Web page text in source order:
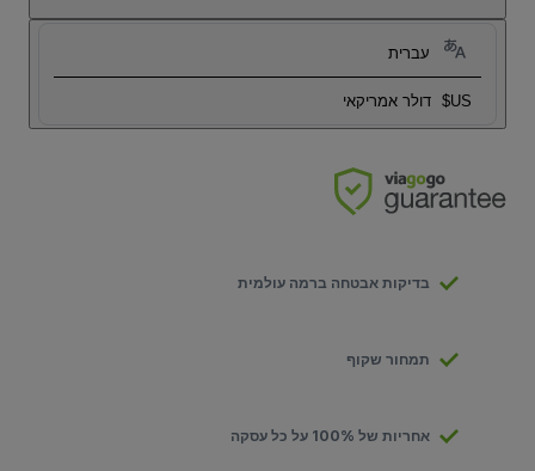
עברית
US$ דולר אמריקאי
בדיקות אבטחה ברמה עולמית
תמחור שקוף
אחריות של 100% על כל עסקה